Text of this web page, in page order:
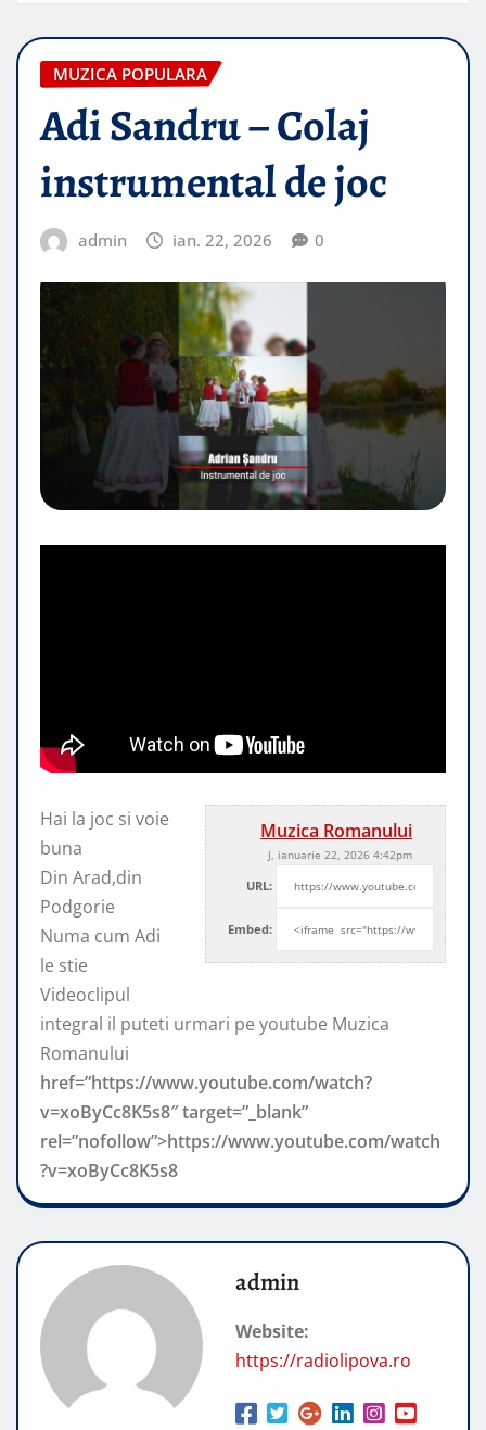
MUZICA POPULARA
Adi Sandru – Colaj
instrumental de joc
admin ian. 22, 2026 0
Muzica Romanului
J, ianuarie 22, 2026 4:42pm
URL:
Embed:
Hai la joc si voie
buna
Din Arad,din
Podgorie
Numa cum Adi
le stie
Videoclipul
integral il puteti urmari pe youtube Muzica
Romanului
href=”https://www.youtube.com/watch?
v=xoByCc8K5s8″ target=”_blank”
rel=”nofollow”>https://www.youtube.com/watch
?v=xoByCc8K5s8
admin
Website:
https://radiolipova.ro